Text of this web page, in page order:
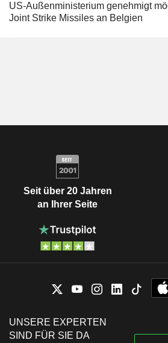
US-Außenministerium genehmigt
Joint Strike Missiles an Belgien
Seit über 20 Jahren
an Ihrer Seite
UNSERE EXPERTEN
SIND FÜR SIE DA